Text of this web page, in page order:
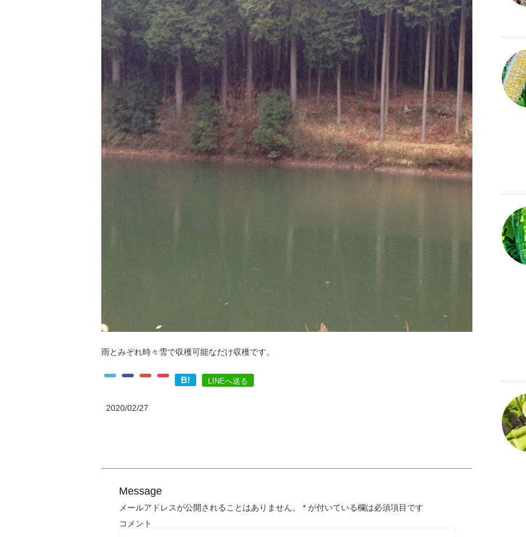
雨とみぞれ時々雪で収穫可能なだけ収穫です。
B! LINEへ送る
2020/02/27
Message
メールアドレスが公開されることはありません。 * が付いている欄は必須項目です
コメント